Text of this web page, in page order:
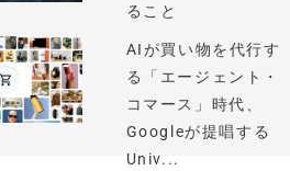
ること
AIが買い物を代行す
る「エージェント・
コマース」時代、
Googleが提唱する
Univ...